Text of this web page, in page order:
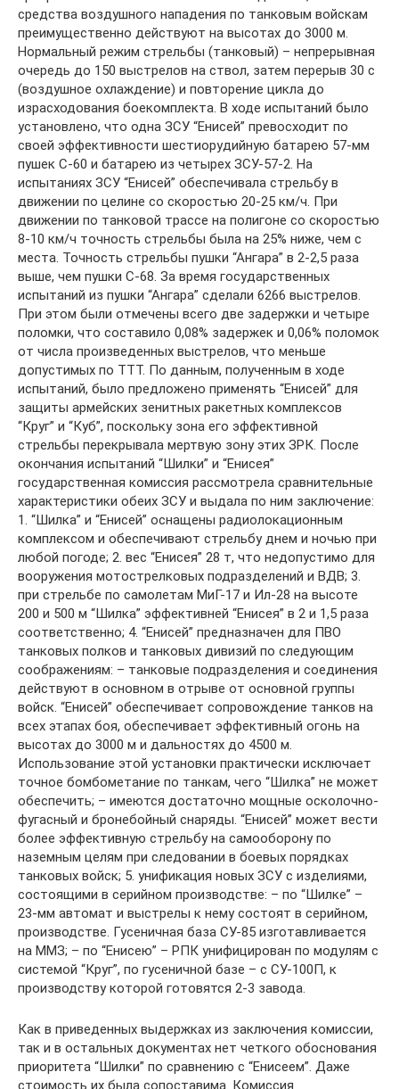
средства воздушного нападения по танковым войскам
преимущественно действуют на высотах до 3000 м.
Нормальный режим стрельбы (танковый) – непрерывная
очередь до 150 выстрелов на ствол, затем перерыв 30 с
(воздушное охлаждение) и повторение цикла до
израсходования боекомплекта. В ходе испытаний было
установлено, что одна ЗСУ “Енисей” превосходит по
своей эффективности шестиорудийную батарею 57-мм
пушек С-60 и батарею из четырех ЗСУ-57-2. На
испытаниях ЗСУ “Енисей” обеспечивала стрельбу в
движении по целине со скоростью 20-25 км/ч. При
движении по танковой трассе на полигоне со скоростью
8-10 км/ч точность стрельбы была на 25% ниже, чем с
места. Точность стрельбы пушки “Ангара” в 2-2,5 раза
выше, чем пушки С-68. За время государственных
испытаний из пушки “Ангара” сделали 6266 выстрелов.
При этом были отмечены всего две задержки и четыре
поломки, что составило 0,08% задержек и 0,06% поломок
от числа произведенных выстрелов, что меньше
допустимых по ТТТ. По данным, полученным в ходе
испытаний, было предложено применять “Енисей” для
защиты армейских зенитных ракетных комплексов
“Круг” и “Куб”, поскольку зона его эффективной
стрельбы перекрывала мертвую зону этих ЗРК. После
окончания испытаний “Шилки” и “Енисея”
государственная комиссия рассмотрела сравнительные
характеристики обеих ЗСУ и выдала по ним заключение:
1. “Шилка” и “Енисей” оснащены радиолокационным
комплексом и обеспечивают стрельбу днем и ночью при
любой погоде; 2. вес “Енисея” 28 т, что недопустимо для
вооружения мотострелковых подразделений и ВДВ; 3.
при стрельбе по самолетам МиГ-17 и Ил-28 на высоте
200 и 500 м “Шилка” эффективней “Енисея” в 2 и 1,5 раза
соответственно; 4. “Енисей” предназначен для ПВО
танковых полков и танковых дивизий по следующим
соображениям: – танковые подразделения и соединения
действуют в основном в отрыве от основной группы
войск. “Енисей” обеспечивает сопровождение танков на
всех этапах боя, обеспечивает эффективный огонь на
высотах до 3000 м и дальностях до 4500 м.
Использование этой установки практически исключает
точное бомбометание по танкам, чего “Шилка” не может
обеспечить; – имеются достаточно мощные осколочно-
фугасный и бронебойный снаряды. “Енисей” может вести
более эффективную стрельбу на самооборону по
наземным целям при следовании в боевых порядках
танковых войск; 5. унификация новых ЗСУ с изделиями,
состоящими в серийном производстве: – по “Шилке” –
23-мм автомат и выстрелы к нему состоят в серийном,
производстве. Гусеничная база СУ-85 изготавливается
на ММЗ; – по “Енисею” – РПК унифицирован по модулям с
системой “Круг”, по гусеничной базе – с СУ-100П, к
производству которой готовятся 2-3 завода.
Как в приведенных выдержках из заключения комиссии,
так и в остальных документах нет четкого обоснования
приоритета “Шилки” по сравнению с “Енисеем”. Даже
стоимость их была сопоставима. Комиссия